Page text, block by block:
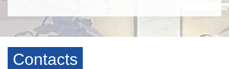
Contacts